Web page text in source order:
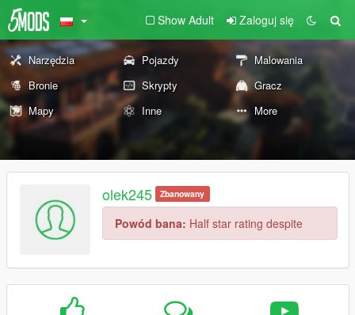
Show Adult Zaloguj się
Narzędzia Pojazdy
Malowania
Bronie
Skrypty
Gracz
Mapy
Inne More
olek245 Zbanowany
Powód bana: Half star rating despite